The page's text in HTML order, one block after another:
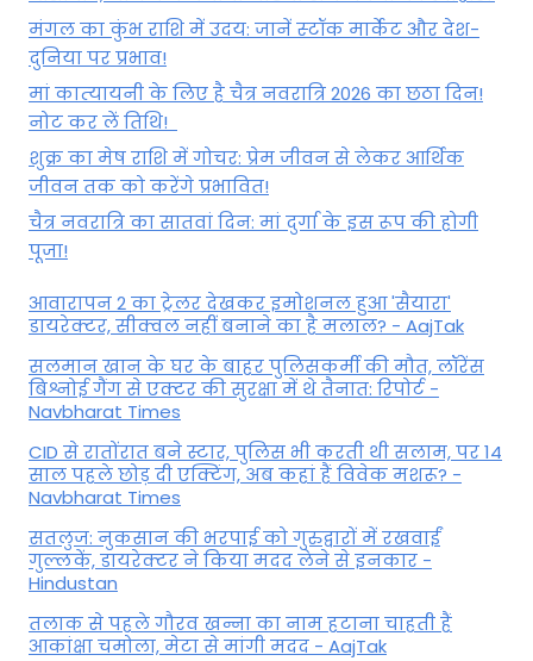
मंगल का कुंभ राशि में उदय: जानें स्‍टॉक मार्केट और देश-
दुनिया पर प्रभाव!
मां कात्‍यायनी के लिए है चैत्र नवरात्रि 2026 का छठा दिन!
नोट कर लें तिथि!
शुक्र का मेष राशि में गोचर: प्रेम जीवन से लेकर आर्थिक
जीवन तक को करेंगे प्रभावित!
चैत्र नवरात्रि का सातवां दिन: मां दुर्गा के इस रूप की होगी
पूजा!
आवारापन 2 का ट्रेलर देखकर इमोशनल हुआ 'सैयारा'
डायरेक्टर, सीक्वल नहीं बनाने का है मलाल? - AajTak
सलमान खान के घर के बाहर पुलिसकर्मी की मौत, लॉरेंस
बिश्नोई गैंग से एक्टर की सुरक्षा में थे तैनात: रिपोर्ट -
Navbharat Times
CID से रातोंरात बने स्टार, पुलिस भी करती थी सलाम, पर 14
साल पहले छोड़ दी एक्टिंग, अब कहां हैं विवेक मशरू? -
Navbharat Times
सतलुज: नुकसान की भरपाई को गुरुद्वारों में रखवाईं
गुल्लकें, डायरेक्टर ने किया मदद लेने से इनकार -
Hindustan
तलाक से पहले गौरव खन्ना का नाम हटाना चाहती हैं
आकांक्षा चमोला, मेटा से मांगी मदद - AajTak